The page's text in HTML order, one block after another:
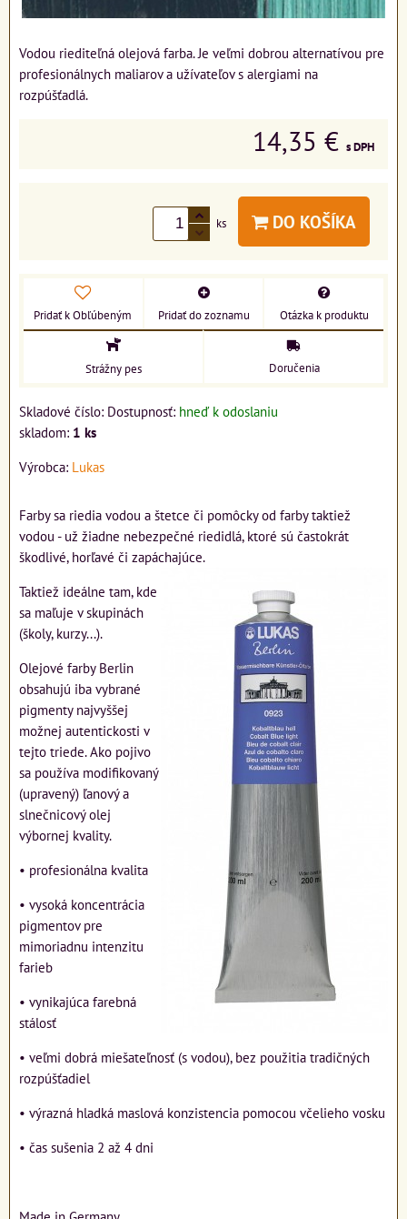
Vodou riediteľná olejová farba. Je veľmi dobrou alternatívou pre
profesionálnych maliarov a užívateľov s alergiami na
rozpúšťadlá.
14,35 € s DPH
ks DO KOŠÍKA
Pridať k Obľúbeným Pridať do zoznamu Otázka k produktu
Strážny pes Doručenia
Skladové číslo: Dostupnosť: hneď k odoslaniu
skladom: 1 ks
Výrobca: Lukas
Farby sa riedia vodou a štetce či pomôcky od farby taktiež
vodou - už žiadne nebezpečné riedidlá, ktoré sú častokrát
škodlivé, horľavé či zapáchajúce.
Taktiež ideálne tam, kde
sa maľuje v skupinách
(školy, kurzy...).
Olejové farby Berlin
obsahujú iba vybrané
pigmenty najvyššej
možnej autentickosti v
tejto triede. Ako pojivo
sa používa modifikovaný
(upravený) ľanový a
slnečnicový olej
výbornej kvality.
• profesionálna kvalita
• vysoká koncentrácia
pigmentov pre
mimoriadnu intenzitu
farieb
• vynikajúca farebná
stálosť
• veľmi dobrá miešateľnosť (s vodou), bez použitia tradičných
rozpúšťadiel
• výrazná hladká maslová konzistencia pomocou včelieho vosku
• čas sušenia 2 až 4 dni